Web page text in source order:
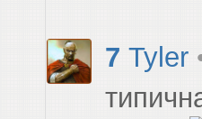
7 Tyler